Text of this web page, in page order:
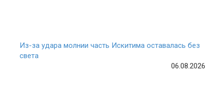
Из-за удара молнии часть Искитима оставалась без
света
06.08.2026